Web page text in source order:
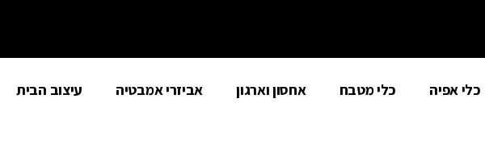
כלי אפיה כלי מטבח אחסון וארגון אביזרי אמבטיה עיצוב הבית